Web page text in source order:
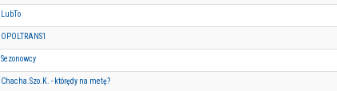
LubTo
OPOLTRANS1
Sezonowcy
Chacha.Szo.K. - którędy na metę?